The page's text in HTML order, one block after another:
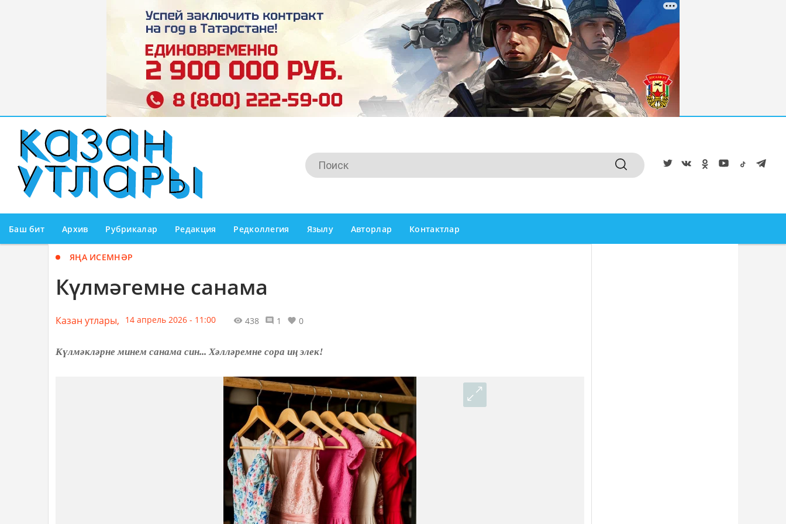
Баш бит Архив Рубрикалар Редакция Редколлегия Язылу Авторлар Контактлар
ЯҢА ИСЕМНӘР
Күлмәгемне санама
Казан утлары, 14 апрель 2026 - 11:00 438 1 0
Күлмәкләрне минем санама син... Хәлләремне сора иң элек!